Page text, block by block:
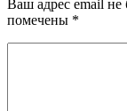
Ваш адрес email не
помечены *